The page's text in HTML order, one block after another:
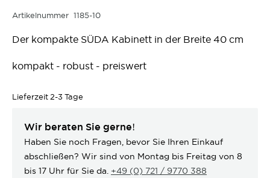
Artikelnummer 1185-10
Der kompakte SÜDA Kabinett in der Breite 40 cm
kompakt - robust - preiswert
Lieferzeit 2-3 Tage
Wir beraten Sie gerne!
Haben Sie noch Fragen, bevor Sie Ihren Einkauf
abschließen? Wir sind von Montag bis Freitag von 8
bis 17 Uhr für Sie da. +49 (0) 721 / 9770 388